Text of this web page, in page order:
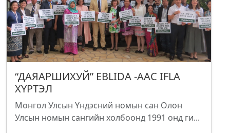
“ДАЯАРШИХУЙ” EBLIDA -ААС IFLA
ХҮРТЭЛ
Монгол Улсын Үндэсний номын сан Олон
Улсын номын сангийн холбоонд 1991 онд ги...